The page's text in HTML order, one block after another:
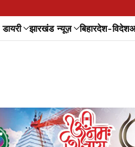
झारखंड न्यूज़ बिहारदेश-विदेश